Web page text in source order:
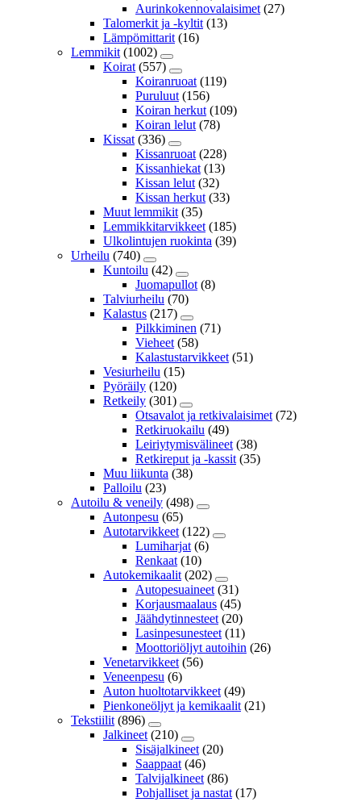
Aurinkokennovalaisimet (27)
Talomerkit ja -kyltit (13)
Lämpömittarit (16)
Lemmikit (1002)
Koirat (557)
Koiranruoat (119)
Puruluut (156)
Koiran herkut (109)
Koiran lelut (78)
Kissat (336)
Kissanruoat (228)
Kissanhiekat (13)
Kissan lelut (32)
Kissan herkut (33)
Muut lemmikit (35)
Lemmikkitarvikkeet (185)
Ulkolintujen ruokinta (39)
Urheilu (740)
Kuntoilu (42)
Juomapullot (8)
Talviurheilu (70)
Kalastus (217)
Pilkkiminen (71)
Vieheet (58)
Kalastustarvikkeet (51)
Vesiurheilu (15)
Pyöräily (120)
Retkeily (301)
Otsavalot ja retkivalaisimet (72)
Retkiruokailu (49)
Leiriytymisvälineet (38)
Retkireput ja -kassit (35)
Muu liikunta (38)
Palloilu (23)
Autoilu & veneily (498)
Autonpesu (65)
Autotarvikkeet (122)
Lumiharjat (6)
Renkaat (10)
Autokemikaalit (202)
Autopesuaineet (31)
Korjausmaalaus (45)
Jäähdytinnesteet (20)
Lasinpesunesteet (11)
Moottoriöljyt autoihin (26)
Venetarvikkeet (56)
Veneenpesu (6)
Auton huoltotarvikkeet (49)
Pienkoneöljyt ja kemikaalit (21)
Tekstiilit (896)
Jalkineet (210)
Sisäjalkineet (20)
Saappaat (46)
Talvijalkineet (86)
Pohjalliset ja nastat (17)